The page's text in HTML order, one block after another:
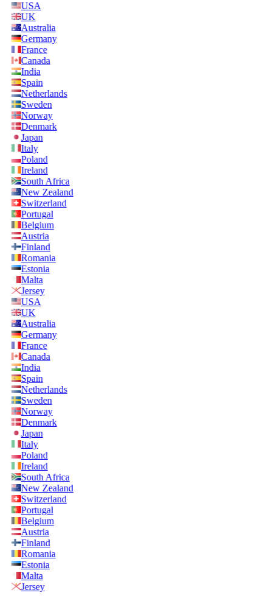
USA
UK
Australia
Germany
France
Canada
India
Spain
Netherlands
Sweden
Norway
Denmark
Japan
Italy
Poland
Ireland
South Africa
New Zealand
Switzerland
Portugal
Belgium
Austria
Finland
Romania
Estonia
Malta
Jersey
USA
UK
Australia
Germany
France
Canada
India
Spain
Netherlands
Sweden
Norway
Denmark
Japan
Italy
Poland
Ireland
South Africa
New Zealand
Switzerland
Portugal
Belgium
Austria
Finland
Romania
Estonia
Malta
Jersey